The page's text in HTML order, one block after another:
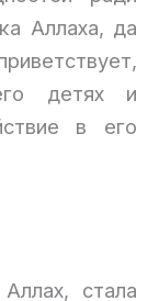
Аллаха, да
детях и
в его
стала